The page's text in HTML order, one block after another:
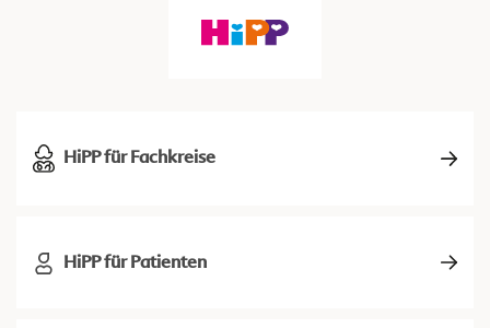
HiPP für Fachkreise
HiPP für Patienten